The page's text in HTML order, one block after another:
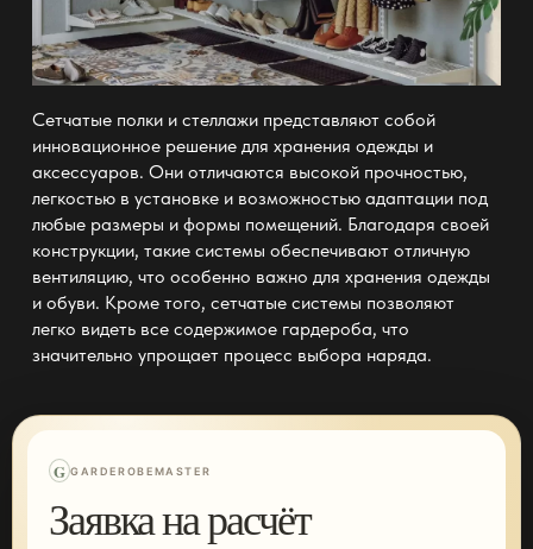
Сетчатые полки и стеллажи представляют собой
инновационное решение для хранения одежды и
аксессуаров. Они отличаются высокой прочностью,
легкостью в установке и возможностью адаптации под
любые размеры и формы помещений. Благодаря своей
конструкции, такие системы обеспечивают отличную
вентиляцию, что особенно важно для хранения одежды
и обуви. Кроме того, сетчатые системы позволяют
легко видеть все содержимое гардероба, что
значительно упрощает процесс выбора наряда.
G GARDEROBEMASTER
Заявка на расчёт